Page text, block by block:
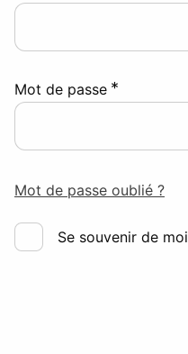
Mot de passe *
Mot de passe oublié ?
Se souvenir de moi